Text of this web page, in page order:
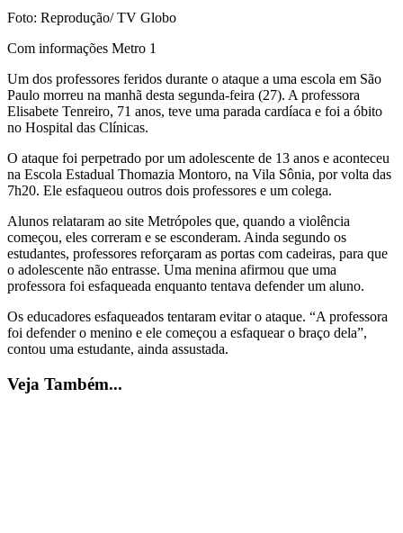
Foto: Reprodução/ TV Globo
Com informações Metro 1
Um dos professores feridos durante o ataque a uma escola em São
Paulo morreu na manhã desta segunda-feira (27). A professora
Elisabete Tenreiro, 71 anos, teve uma parada cardíaca e foi a óbito
no Hospital das Clínicas.
O ataque foi perpetrado por um adolescente de 13 anos e aconteceu
na Escola Estadual Thomazia Montoro, na Vila Sônia, por volta das
7h20. Ele esfaqueou outros dois professores e um colega.
Alunos relataram ao site Metrópoles que, quando a violência
começou, eles correram e se esconderam. Ainda segundo os
estudantes, professores reforçaram as portas com cadeiras, para que
o adolescente não entrasse. Uma menina afirmou que uma
professora foi esfaqueada enquanto tentava defender um aluno.
Os educadores esfaqueados tentaram evitar o ataque. “A professora
foi defender o menino e ele começou a esfaquear o braço dela”,
contou uma estudante, ainda assustada.
Veja Também...